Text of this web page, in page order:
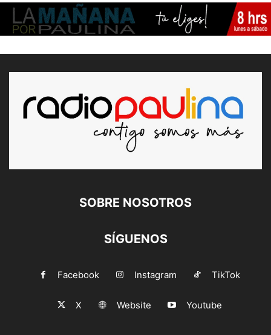
SOBRE NOSOTROS
SÍGUENOS
Facebook Instagram TikTok
X Website Youtube